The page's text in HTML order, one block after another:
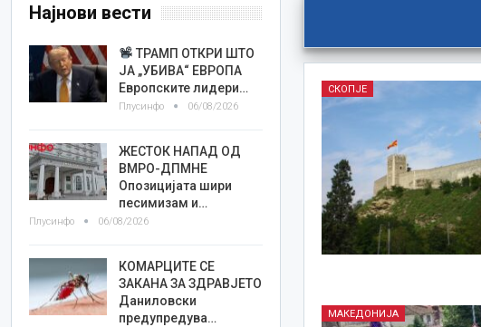
СКОПЈЕ
МАКЕДОНИЈА
Најнови вести
ТРАМП ОТКРИ ШТО
ЈА „УБИВА“ ЕВРОПА
Европските лидери…
Плусинфо 06/08/2026
ЖЕСТОК НАПАД ОД
ВМРО-ДПМНЕ
Опозицијата шири
песимизам и…
Плусинфо 06/08/2026
КОМАРЦИТЕ СЕ
ЗАКАНА ЗА ЗДРАВЈЕТО
Даниловски
предупредува…